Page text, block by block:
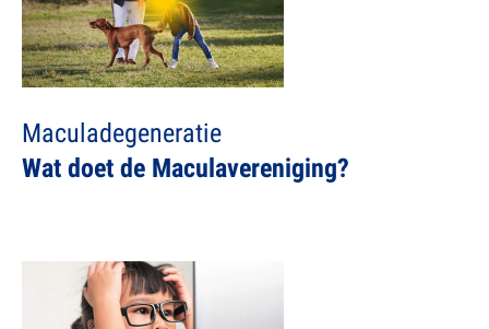
Maculadegeneratie
Wat doet de Maculavereniging?